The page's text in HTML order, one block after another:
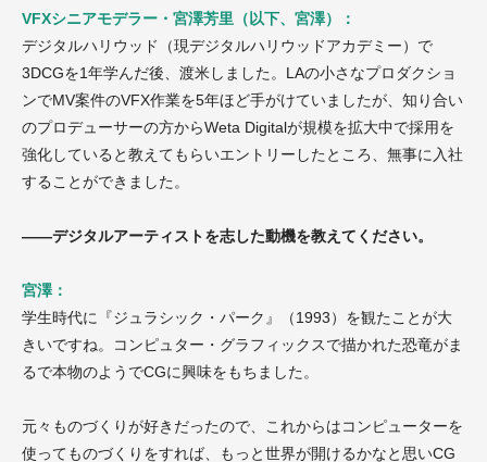
VFXシニアモデラー・宮澤芳里（以下、宮澤）：
デジタルハリウッド（現デジタルハリウッドアカデミー）で
3DCGを1年学んだ後、渡米しました。LAの小さなプロダクショ
ンでMV案件のVFX作業を5年ほど手がけていましたが、知り合い
のプロデューサーの方からWeta Digitalが規模を拡大中で採用を
強化していると教えてもらいエントリーしたところ、無事に入社
することができました。
——デジタルアーティストを志した動機を教えてください。
宮澤：
学生時代に『ジュラシック・パーク』（1993）を観たことが大
きいですね。コンピュター・グラフィックスで描かれた恐竜がま
るで本物のようでCGに興味をもちました。
元々ものづくりが好きだったので、これからはコンピューターを
使ってものづくりをすれば、もっと世界が開けるかなと思いCG